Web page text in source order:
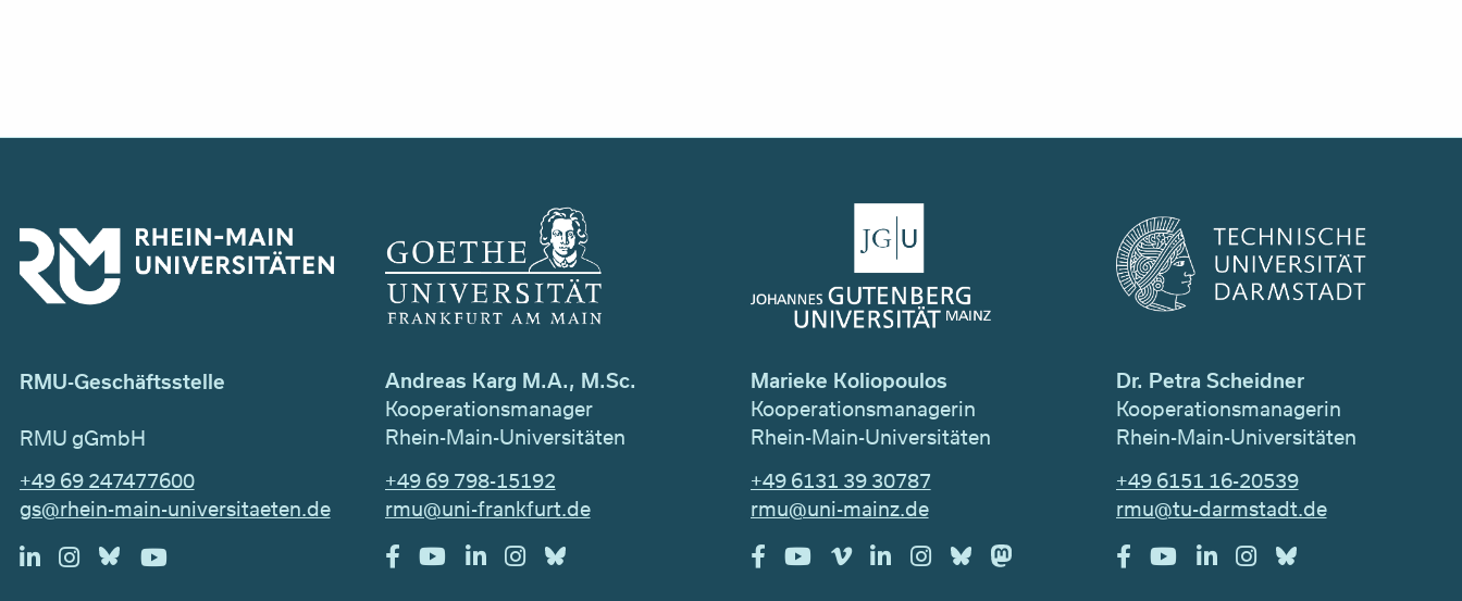
RMU-Geschäftsstelle
RMU gGmbH
+49 69 247477600
gs@rhein-main-universitaeten.de
Andreas Karg M.A., M.Sc.
Kooperationsmanager
Rhein-Main-Universitäten
+49 69 798-15192
rmu@uni-frankfurt.de
Marieke Koliopoulos
Kooperationsmanagerin
Rhein-Main-Universitäten
+49 6131 39 30787
rmu@uni-mainz.de
Dr. Petra Scheidner
Kooperationsmanagerin
Rhein-Main-Universitäten
+49 6151 16-20539
rmu@tu-darmstadt.de